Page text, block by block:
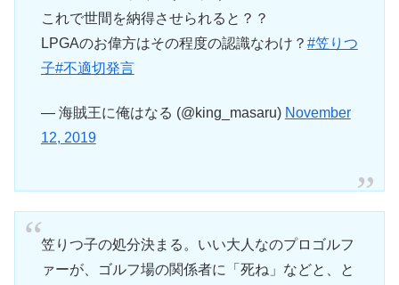
これで世間を納得させられると？？
LPGAのお偉方はその程度の認識なわけ？ #笠りつ
子#不適切発言
— 海賊王に俺はなる (@king_masaru) November
12, 2019
笠りつ子の処分決まる。いい大人なのプロゴルフ
ァーが、ゴルフ場の関係者に「死ね」などと、と